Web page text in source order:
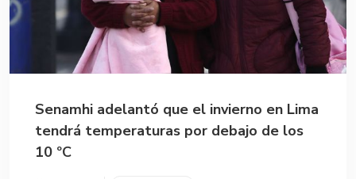
Senamhi adelantó que el invierno en Lima
tendrá temperaturas por debajo de los
10 ºC